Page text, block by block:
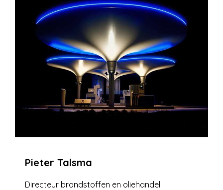
Pieter Talsma
Directeur brandstoffen en oliehandel